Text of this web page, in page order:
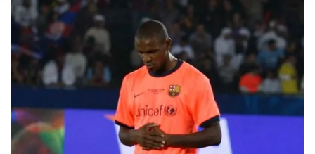
takdirde, kullanıcılara hedefli reklamlar
gösterilmeyecektir."
Sizlere daha iyi bir hizmet sunabilmek için İnternet
Sitemizde kendimize ve üçüncü kişilere ait çerezler
kullanılmaktadır. Bu çerezler vasıtasıyla çeşitli kişisel
verileriniz işlenmekte olup gerekli olan çerezler bilgi
toplumu hizmetlerinin sunulması amacıyla
kullanılmaktadır. Diğer çerezler, sitemizin daha işlevsel